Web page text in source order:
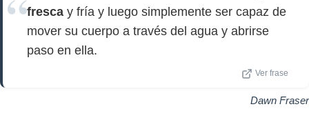
fresca y fría y luego simplemente ser capaz de
mover su cuerpo a través del agua y abrirse
paso en ella.
Ver frase
Dawn Fraser